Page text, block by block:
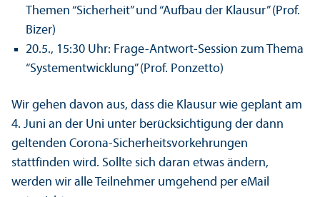
Themen “Sicherheit” und “Aufbau der Klausur” (Prof.
Bizer)
20.5., 15:30 Uhr: Frage-Antwort-Session zum Thema
“Systementwicklung” (Prof. Ponzetto)
Wir gehen davon aus, dass die Klausur wie geplant am
4. Juni an der Uni unter berücksichtigung der dann
geltenden Corona-Sicherheitsvorkehrungen
stattfinden wird. Sollte sich daran etwas ändern,
werden wir alle Teilnehmer umgehend per eMail